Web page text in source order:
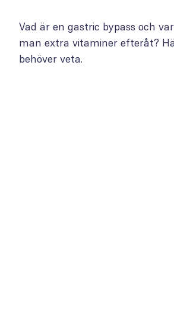
Vad är en gastric bypass och
man extra vitaminer efteråt?
behöver veta.